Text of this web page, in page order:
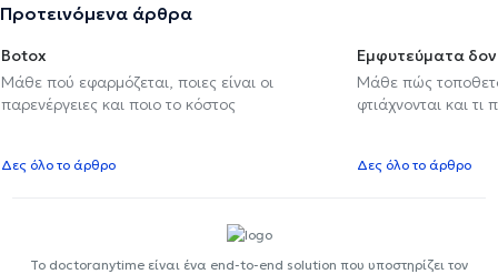
Προτεινόμενα άρθρα
Botox
Μάθε πού εφαρμόζεται, ποιες είναι οι
παρενέργειες και ποιο το κόστος
Δες όλο το άρθρο
Εμφυτεύματα
Μάθε πώς
φτιάχνονται και τι
Δες όλο το άρθρο
Το doctoranytime είναι ένα end-to-end solution που υποστηρίζει τον